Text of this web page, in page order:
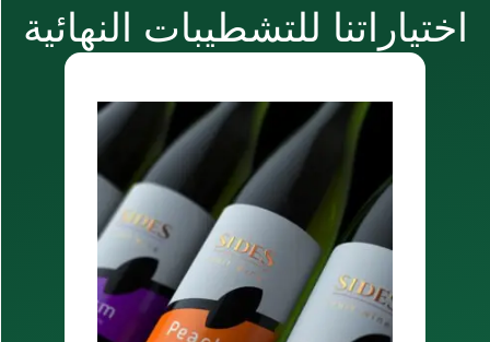
للتشطيبات النهائية